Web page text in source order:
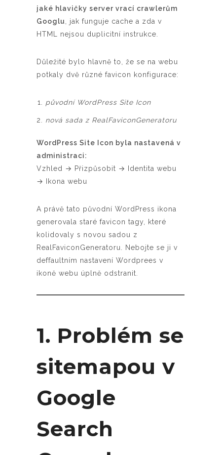
jaké hlavičky server vrací crawlerům
Googlu
, jak funguje cache a zda v
HTML nejsou duplicitní instrukce.
Důležité bylo hlavně to, že se na webu
potkaly dvě různé favicon konfigurace:
původní WordPress Site Icon
nová sada z RealFaviconGeneratoru
WordPress Site Icon byla nastavená v
administraci:
Vzhled → Přizpůsobit → Identita webu
→ Ikona webu
A právě tato původní WordPress ikona
generovala staré favicon tagy, které
kolidovaly s novou sadou z
RealFaviconGeneratoru. Nebojte se ji v
deffaultním nastavení Wordprees v
ikoně webu úplně odstranit.
1. Problém se
sitemapou v
Google
Search